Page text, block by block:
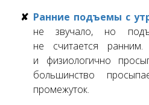
Ранние подъемы с
не звучало, но
не считается
и физиологично
большинство
промежуток.